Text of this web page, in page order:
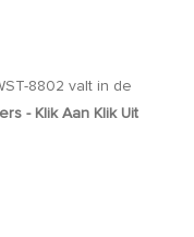
8802 valt in de
- Klik Aan Klik Uit